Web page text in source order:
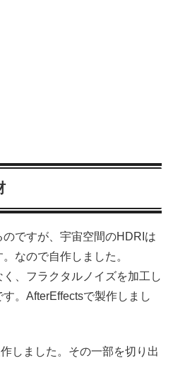
ですが、宇宙空間のHDRIは
なので自作しました。
、フラクタルノイズを加工し
。AfterEffectsで製作しまし
しました。その一部を切り出